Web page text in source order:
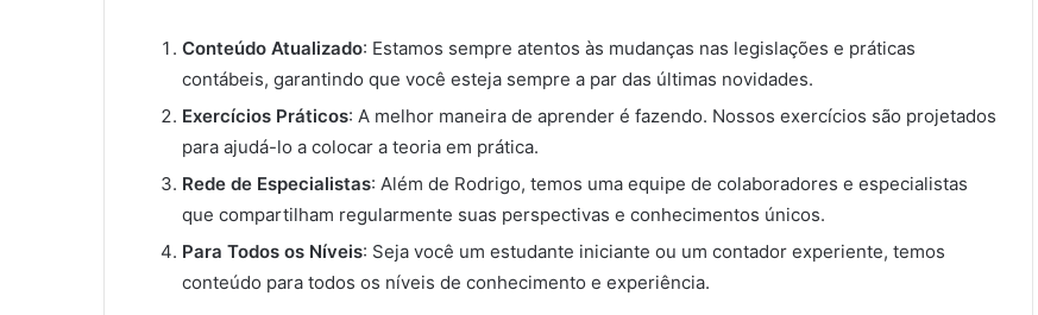
Conteúdo Atualizado: Estamos sempre atentos às mudanças nas legislações e práticas
contábeis, garantindo que você esteja sempre a par das últimas novidades.
Exercícios Práticos: A melhor maneira de aprender é fazendo. Nossos exercícios são projetados
para ajudá-lo a colocar a teoria em prática.
Rede de Especialistas: Além de Rodrigo, temos uma equipe de colaboradores e especialistas
que compartilham regularmente suas perspectivas e conhecimentos únicos.
Para Todos os Níveis: Seja você um estudante iniciante ou um contador experiente, temos
conteúdo para todos os níveis de conhecimento e experiência.